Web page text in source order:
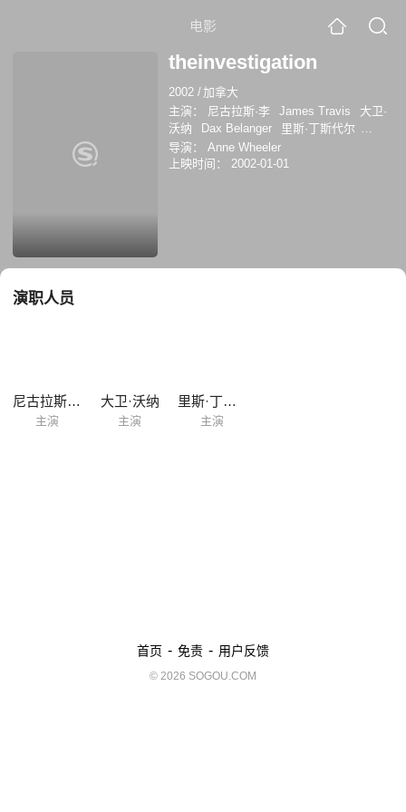
电影
theinvestigation
2002 / 加拿大
主演：
尼古拉斯·李 James Travis
大卫·
沃纳
Dax Belanger
里斯·丁斯代尔
Shaun Johnston
Rainer Kahl
马修斯
道格·麦克劳德
导演：
Anne Wheeler
上映时间：
2002-01-01
演职人员
尼古拉斯·李
主演
大卫·沃纳
主演
里斯·丁斯代尔
主演
首页 - 免责 - 用户反馈
© 2026 SOGOU.COM